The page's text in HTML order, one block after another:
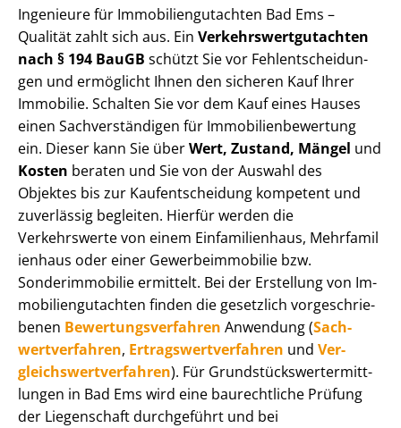
Ingenieure für Im­mo­bi­li­en­gut­ach­ten Bad Ems –
Qualität zahlt sich aus. Ein Ver­kehrs­wert­gut­ach­ten
nach § 194 BauGB schützt Sie vor Fehl­ent­schei­dun­
gen und ermöglicht Ihnen den sicheren Kauf Ihrer
Immobilie. Schalten Sie vor dem Kauf eines Hauses
einen Sach­ver­stän­di­gen für Im­mo­bi­li­en­be­wer­tung
ein. Dieser kann Sie überWert, Zustand, Mängel und
Kosten beraten und Sie von der Auswahl des
Objektes bis zur Kauf­ent­schei­dung kompetent und
zuverlässig begleiten. Hierfür werden die
Verkehrswerte von einem Einfamilienhaus, Mehr­fa­mi­l
i­en­haus oder einer Ge­wer­be­im­mo­bi­lie bzw.
Sonderimmobilie ermittelt. Bei der Erstellung von Im­
mo­bi­li­en­gut­ach­ten finden die gesetzlich vor­ge­schrie­
be­nen Be­wer­tungs­ver­fah­ren Anwendung (Sach­
wert­ver­fah­ren, Er­trags­wert­ver­fah­ren und Ver­
gleichs­wert­ver­fah­ren). Für Grund­stücks­wert­ermitt­
lun­gen in Bad Ems wird eine baurechtliche Prüfung
der Liegenschaft durchgeführt und bei